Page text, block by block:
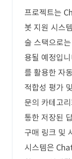
프로젝트는
봇 지원 시스
술 스택으로
용될 예정입
를 활용한 자
적합성 평가
문의 카테고
통한 저장된
구매 링크 및
시스템은